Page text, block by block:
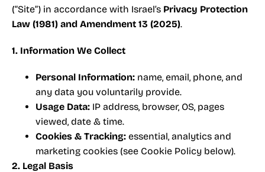
(“Site”) in accordance with Israel’s Privacy Protection
Law (1981) and Amendment 13 (2025).
1. Information We Collect
Personal Information: name, email, phone, and
any data you voluntarily provide.
Usage Data: IP address, browser, OS, pages
viewed, date & time.
Cookies & Tracking: essential, analytics and
marketing cookies (see Cookie Policy below).
2. Legal Basis